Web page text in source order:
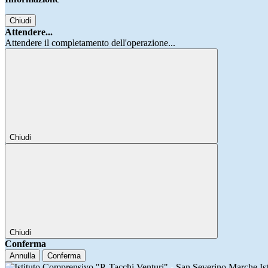
Chiudi
Attendere...
Attendere il completamento dell'operazione...
Chiudi
Chiudi
Conferma
Annulla Conferma